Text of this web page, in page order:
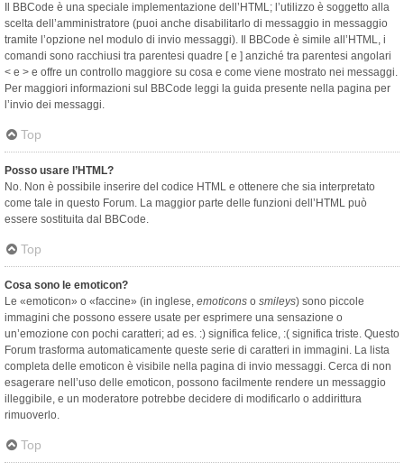
Il BBCode è una speciale implementazione dell’HTML; l’utilizzo è soggetto alla
scelta dell’amministratore (puoi anche disabilitarlo di messaggio in messaggio
tramite l’opzione nel modulo di invio messaggi). Il BBCode è simile all’HTML, i
comandi sono racchiusi tra parentesi quadre [ e ] anziché tra parentesi angolari
< e > e offre un controllo maggiore su cosa e come viene mostrato nei messaggi.
Per maggiori informazioni sul BBCode leggi la guida presente nella pagina per
l’invio dei messaggi.
Top
Posso usare l’HTML?
No. Non è possibile inserire del codice HTML e ottenere che sia interpretato
come tale in questo Forum. La maggior parte delle funzioni dell’HTML può
essere sostituita dal BBCode.
Top
Cosa sono le emoticon?
Le «emoticon» o «faccine» (in inglese, emoticons o smileys) sono piccole
immagini che possono essere usate per esprimere una sensazione o
un’emozione con pochi caratteri; ad es. :) significa felice, :( significa triste. Questo
Forum trasforma automaticamente queste serie di caratteri in immagini. La lista
completa delle emoticon è visibile nella pagina di invio messaggi. Cerca di non
esagerare nell’uso delle emoticon, possono facilmente rendere un messaggio
illeggibile, e un moderatore potrebbe decidere di modificarlo o addirittura
rimuoverlo.
Top